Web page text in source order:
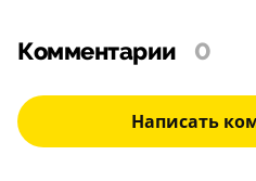
Комментарии 0
Написать